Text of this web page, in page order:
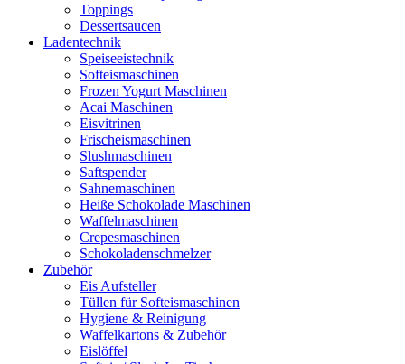
Toppings
Dessertsaucen
Ladentechnik
Speiseeistechnik
Softeismaschinen
Frozen Yogurt Maschinen
Acai Maschinen
Eisvitrinen
Frischeismaschinen
Slushmaschinen
Saftspender
Sahnemaschinen
Heiße Schokolade Maschinen
Waffelmaschinen
Crepesmaschinen
Schokoladenschmelzer
Zubehör
Eis Aufsteller
Tüllen für Softeismaschinen
Hygiene & Reinigung
Waffelkartons & Zubehör
Eislöffel